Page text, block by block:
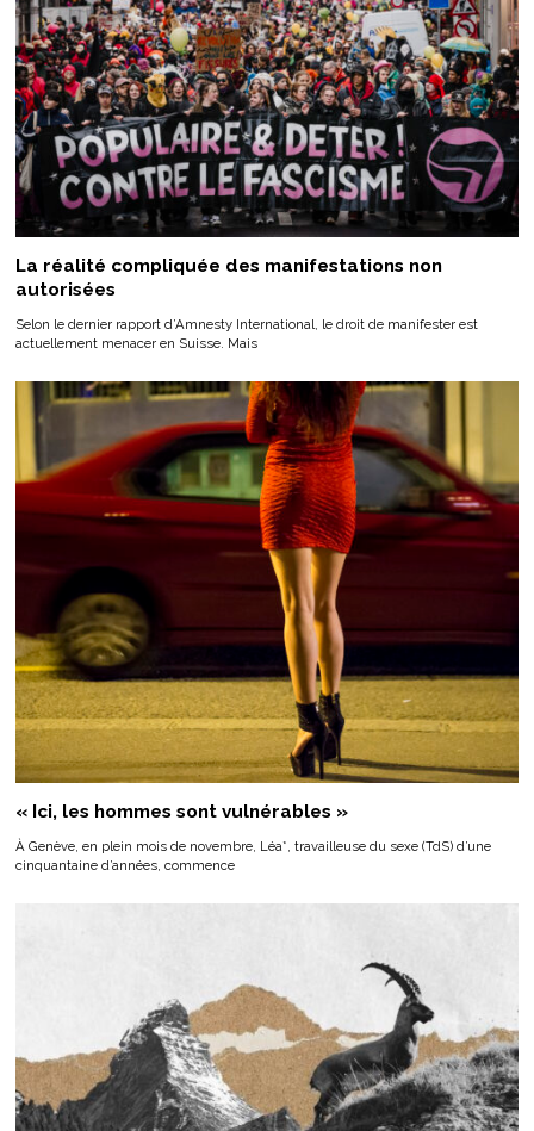
La réalité compliquée des manifestations non
autorisées
Selon le dernier rapport d’Amnesty International, le droit de manifester est
actuellement menacer en Suisse. Mais
« Ici, les hommes sont vulnérables »
À Genève, en plein mois de novembre, Léa*, travailleuse du sexe (TdS) d’une
cinquantaine d’années, commence